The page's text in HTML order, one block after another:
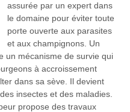
assurée par un expert dans
le domaine pour éviter toute
porte ouverte aux parasites
et aux champignons. Un
un mécanisme de survie qui
à accroissement
dans sa sève. Il devient
insectes et des maladies.
propose des travaux